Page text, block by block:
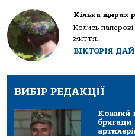
Кілька щирих
Колись
життя...
ВІКТОРІЯ
ВИБІР РЕДАКЦІЇ
Кожний
бригади